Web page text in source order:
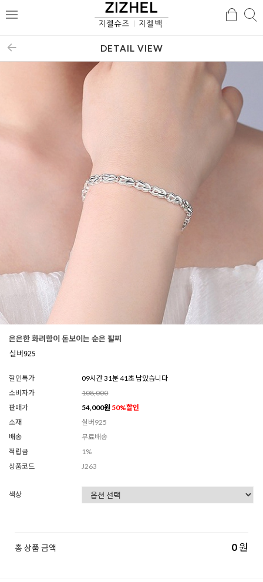
메
검
DETAIL VIEW
은은한 화려함이 돋보이는 순은 팔찌
할인특가
09시간 31분 38초 남았습니다
소비자가
108,000
판매가
54,000원 50%할인
소재
실버925
배송
무료배송
적립금
1%
상품코드
J263
색상
총 상품 금액 0원